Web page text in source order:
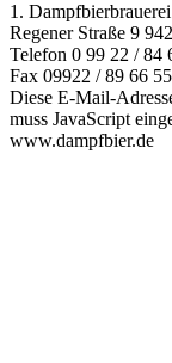
1.
Regener Straße 9
Telefon 0 99 22 / 84
Fax 09922 / 89 66 55
Diese E-Mail-
muss JavaScript
www.dampfbier.de